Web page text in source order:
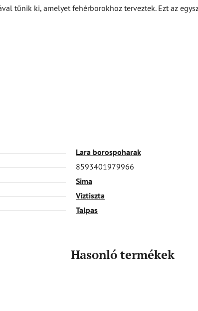
tűnik ki, amelyet fehérborokhoz terveztek. Ezt az
Lara borospoharak
8593401979966
Sima
Víztiszta
Talpas
Hasonló termékek